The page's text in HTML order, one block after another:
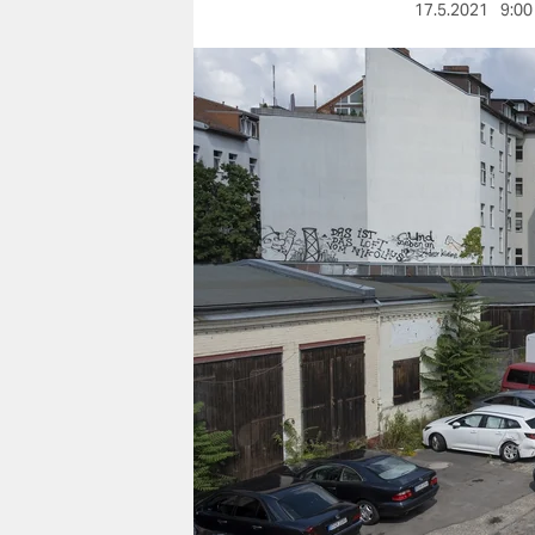
nord
wahrheit
verlag
verlag
veranstaltungen
shop
fragen & hilfe
unterstützen
abo
genossenschaft
17.5.2021